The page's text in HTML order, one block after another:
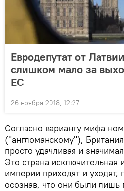
Евродепутат от
слишком мало за
ЕС
26 ноября 2018, 12:27
Согласно варианту мифа
("англоманскому"),
просто удачливая и
Это страна исключительная
империи приходят и уходят,
осознав, что они были лишь